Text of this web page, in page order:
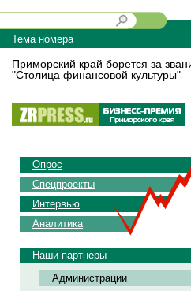
Тема номера
Приморский край борется за
"Столица финансовой культуры"
Опрос
Спецпроекты
Интервью
Аналитика
Наши партнеры
Администрации